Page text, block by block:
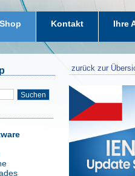
Shop Kontakt Ihre
Suchen
zurück zur